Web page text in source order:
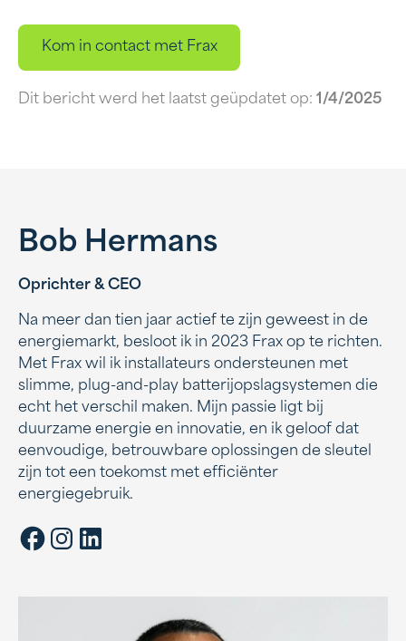
Kom in contact met Frax
Dit bericht werd het laatst geüpdatet op: 1/4/2025
Bob Hermans
Oprichter & CEO
Na meer dan tien jaar actief te zijn geweest in de
energiemarkt, besloot ik in 2023 Frax op te richten.
Met Frax wil ik installateurs ondersteunen met
slimme, plug-and-play batterijopslagsystemen die
echt het verschil maken. Mijn passie ligt bij
duurzame energie en innovatie, en ik geloof dat
eenvoudige, betrouwbare oplossingen de sleutel
zijn tot een toekomst met efficiënter
energiegebruik.